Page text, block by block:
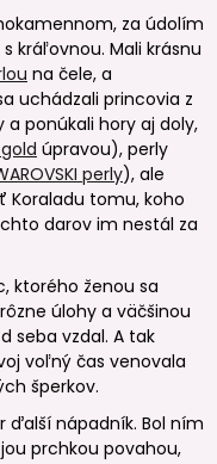
za údolím
kráľovnou. Mali krásnu
na čele, a
uchádzali princovia z
ponúkali hory aj doly,
úpravou), perly
perly), ale
Koraladu tomu, koho
darov im nestál za
ktorého ženou sa
úlohy a väčšinou
seba vzdal. A tak
voľný čas venovala
šperkov.
ďalší nápadník. Bol ním
prchkou povahou,